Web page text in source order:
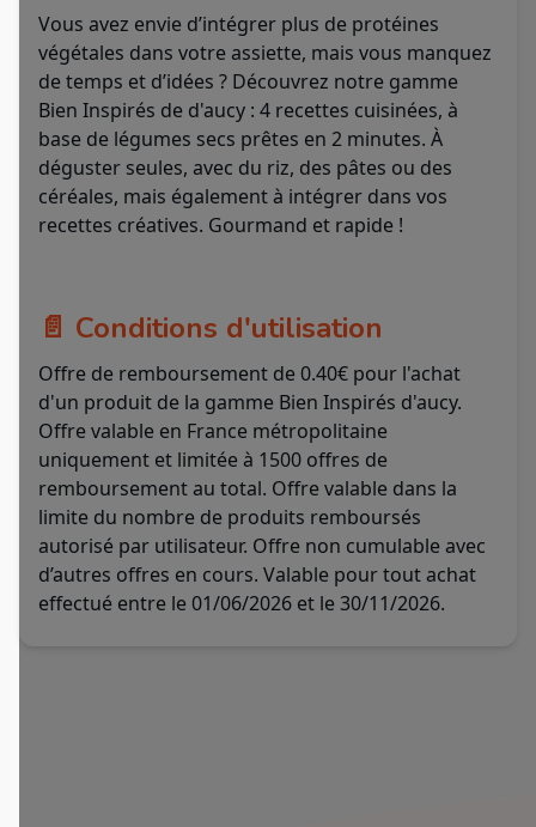
Vous avez envie d’intégrer plus de protéines
végétales dans votre assiette, mais vous manquez
de temps et d’idées ? Découvrez notre gamme
Bien Inspirés de d'aucy : 4 recettes cuisinées, à
base de légumes secs prêtes en 2 minutes. À
déguster seules, avec du riz, des pâtes ou des
céréales, mais également à intégrer dans vos
recettes créatives. Gourmand et rapide !
📄 Conditions d'utilisation
Offre de remboursement de 0.40€ pour l'achat
d'un produit de la gamme Bien Inspirés d'aucy.
Offre valable en France métropolitaine
uniquement et limitée à 1500 offres de
remboursement au total. Offre valable dans la
limite du nombre de produits remboursés
autorisé par utilisateur. Offre non cumulable avec
d’autres offres en cours. Valable pour tout achat
effectué entre le 01/06/2026 et le 30/11/2026.